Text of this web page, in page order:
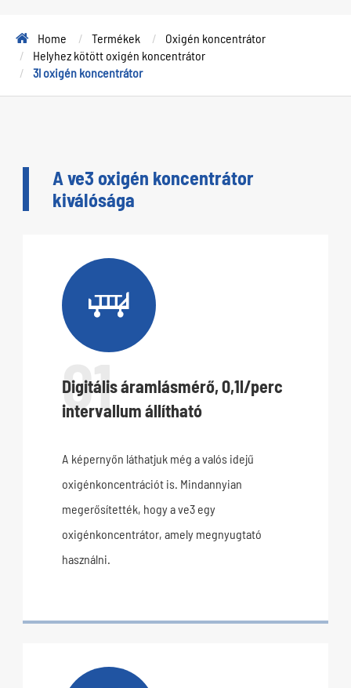
Home Termékek
Oxigén koncentrátor
Helyhez kötött oxigén koncentrátor
3l oxigén koncentrátor
A ve3 oxigén koncentrátor
kiválósága

01
Digitális áramlásmérő, 0,1l/perc
intervallum állítható
A képernyőn láthatjuk még a valós idejű
oxigénkoncentrációt is. Mindannyian
megerősítették, hogy a ve3 egy
oxigénkoncentrátor, amely megnyugtató
használni.